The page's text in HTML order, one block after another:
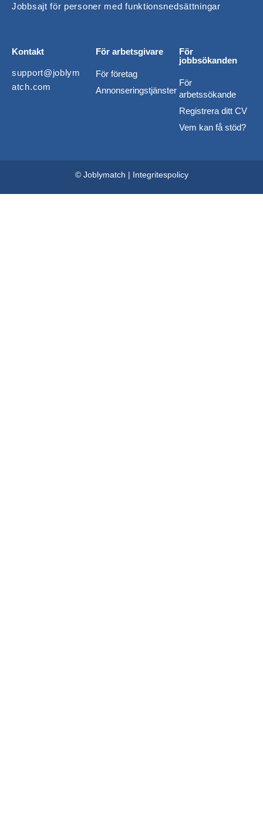
Jobbsajt för personer med funktionsnedsättningar
Kontakt
support@joblym
atch.com
För arbetsgivare
För företag
Annonseringstjänster
För
jobbsökanden
För
arbetssökande
Registrera ditt CV
Vem kan få stöd?
© Joblymatch | Integritespolicy